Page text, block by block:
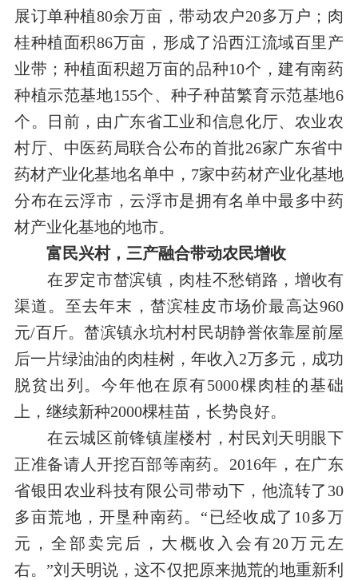
展订单种植80余万亩，带动农户20多万户；肉
桂种植面积86万亩，形成了沿西江流域百里产
业带；种植面积超万亩的品种10个，建有南药
种植示范基地155个、种子种苗繁育示范基地6
个。日前，由广东省工业和信息化厅、农业农
村厅、中医药局联合公布的首批26家广东省中
药材产业化基地名单中， 7家中药材产业化基地
分布在云浮市，云浮市是拥有名单中最多中药
材产业化基地的地市。
富民兴村，三产融合带动农民增收
在罗定市榃滨镇 ，肉桂不愁销路，增收有
渠道。至去年末， 榃滨桂皮市场价最高达960
元/百斤。榃滨镇永坑村村民胡静誉依靠屋前屋
后一片绿油油的肉桂树，年收入 2万多元，成功
脱贫出列。今年他在原有5000棵肉桂的基础
上，继续新种2000棵桂苗，长势良好。
在云城区前锋镇崖楼村，村民刘天明眼下
正准备请人开挖百部等南药。 2016年，在广东
省银田农业科技有限公司带动下，他流转了 30
多亩荒地，开垦种南药。“已经收成了 10多万
元，全部卖完后，大概收入会有20万元左
右。”刘天明说，这不仅把原来抛荒的地重新利